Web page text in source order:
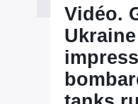
Vidéo.